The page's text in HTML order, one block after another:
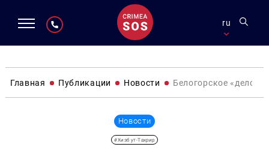
ru
Главная Публикации Новости Белогорское «дело
Новости
#Хизб ут-Тахрир